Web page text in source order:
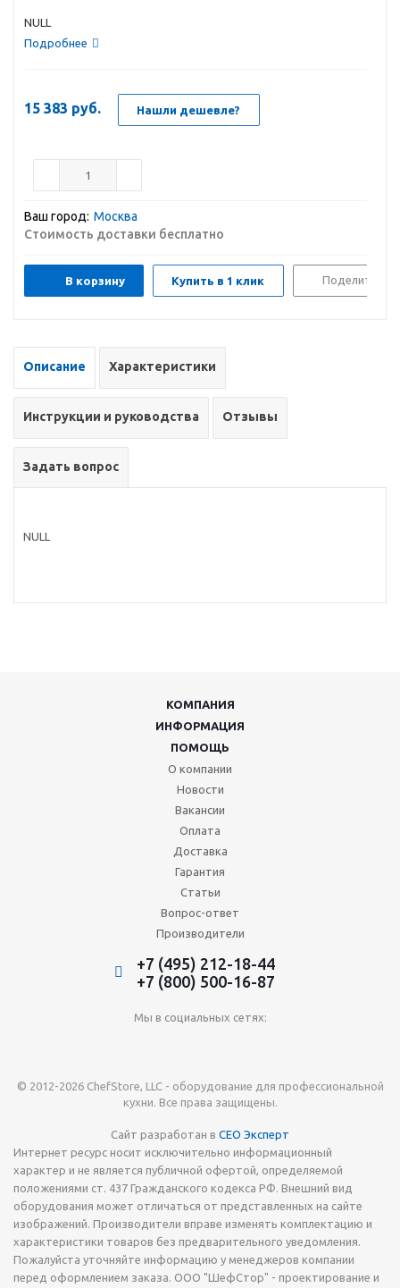
NULL
Подробнее
15 383 руб. Нашли дешевле?
Ваш город: Москва
Стоимость доставки бесплатно
В корзину Купить в 1 клик Поделиться
Описание Характеристики
Инструкции и руководства Отзывы
Задать вопрос
NULL
КОМПАНИЯ
ИНФОРМАЦИЯ
ПОМОЩЬ
О компании
Новости
Вакансии
Оплата
Доставка
Гарантия
Статьи
Вопрос-ответ
Производители
+7 (495) 212-18-44
+7 (800) 500-16-87
Мы в социальных сетях:
© 2012-2026 ChefStore, LLC - оборудование для профессиональной
кухни. Все права защищены.
Сайт разработан в СЕО Эксперт
Интернет ресурс носит исключительно информационный
характер и не является публичной офертой, определяемой
положениями ст. 437 Гражданского кодекса РФ. Внешний вид
оборудования может отличаться от представленных на сайте
изображений. Производители вправе изменять комплектацию и
характеристики товаров без предварительного уведомления.
Пожалуйста уточняйте информацию у менеджеров компании
перед оформлением заказа. ООО "ШефСтор" - проектирование и